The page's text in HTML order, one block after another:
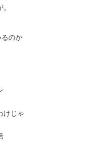
のか
けじゃ